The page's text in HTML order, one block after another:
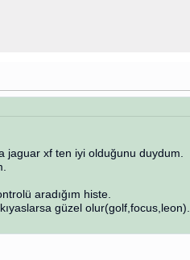
jaguar xf ten iyi olduğunu duydum.
aradığım histe.
güzel olur(golf,focus,leon).